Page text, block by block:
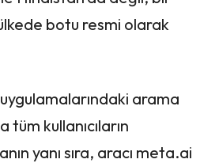
botu resmi olarak
arama
tüm kullanıcıların
yanı sıra, aracı meta.ai